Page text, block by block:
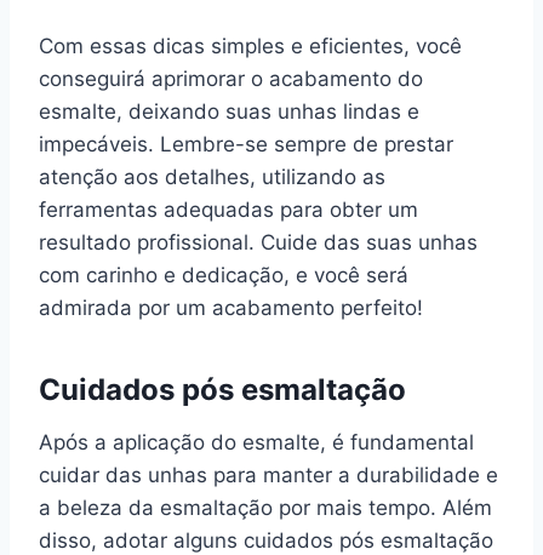
Com essas dicas simples e eficientes, você
conseguirá aprimorar o acabamento do
esmalte, deixando suas unhas lindas e
impecáveis. Lembre-se sempre de prestar
atenção aos detalhes, utilizando as
ferramentas adequadas para obter um
resultado profissional. Cuide das suas unhas
com carinho e dedicação, e você será
admirada por um acabamento perfeito!
Cuidados pós esmaltação
Após a aplicação do esmalte, é fundamental
cuidar das unhas para manter a durabilidade e
a beleza da esmaltação por mais tempo. Além
disso, adotar alguns cuidados pós esmaltação